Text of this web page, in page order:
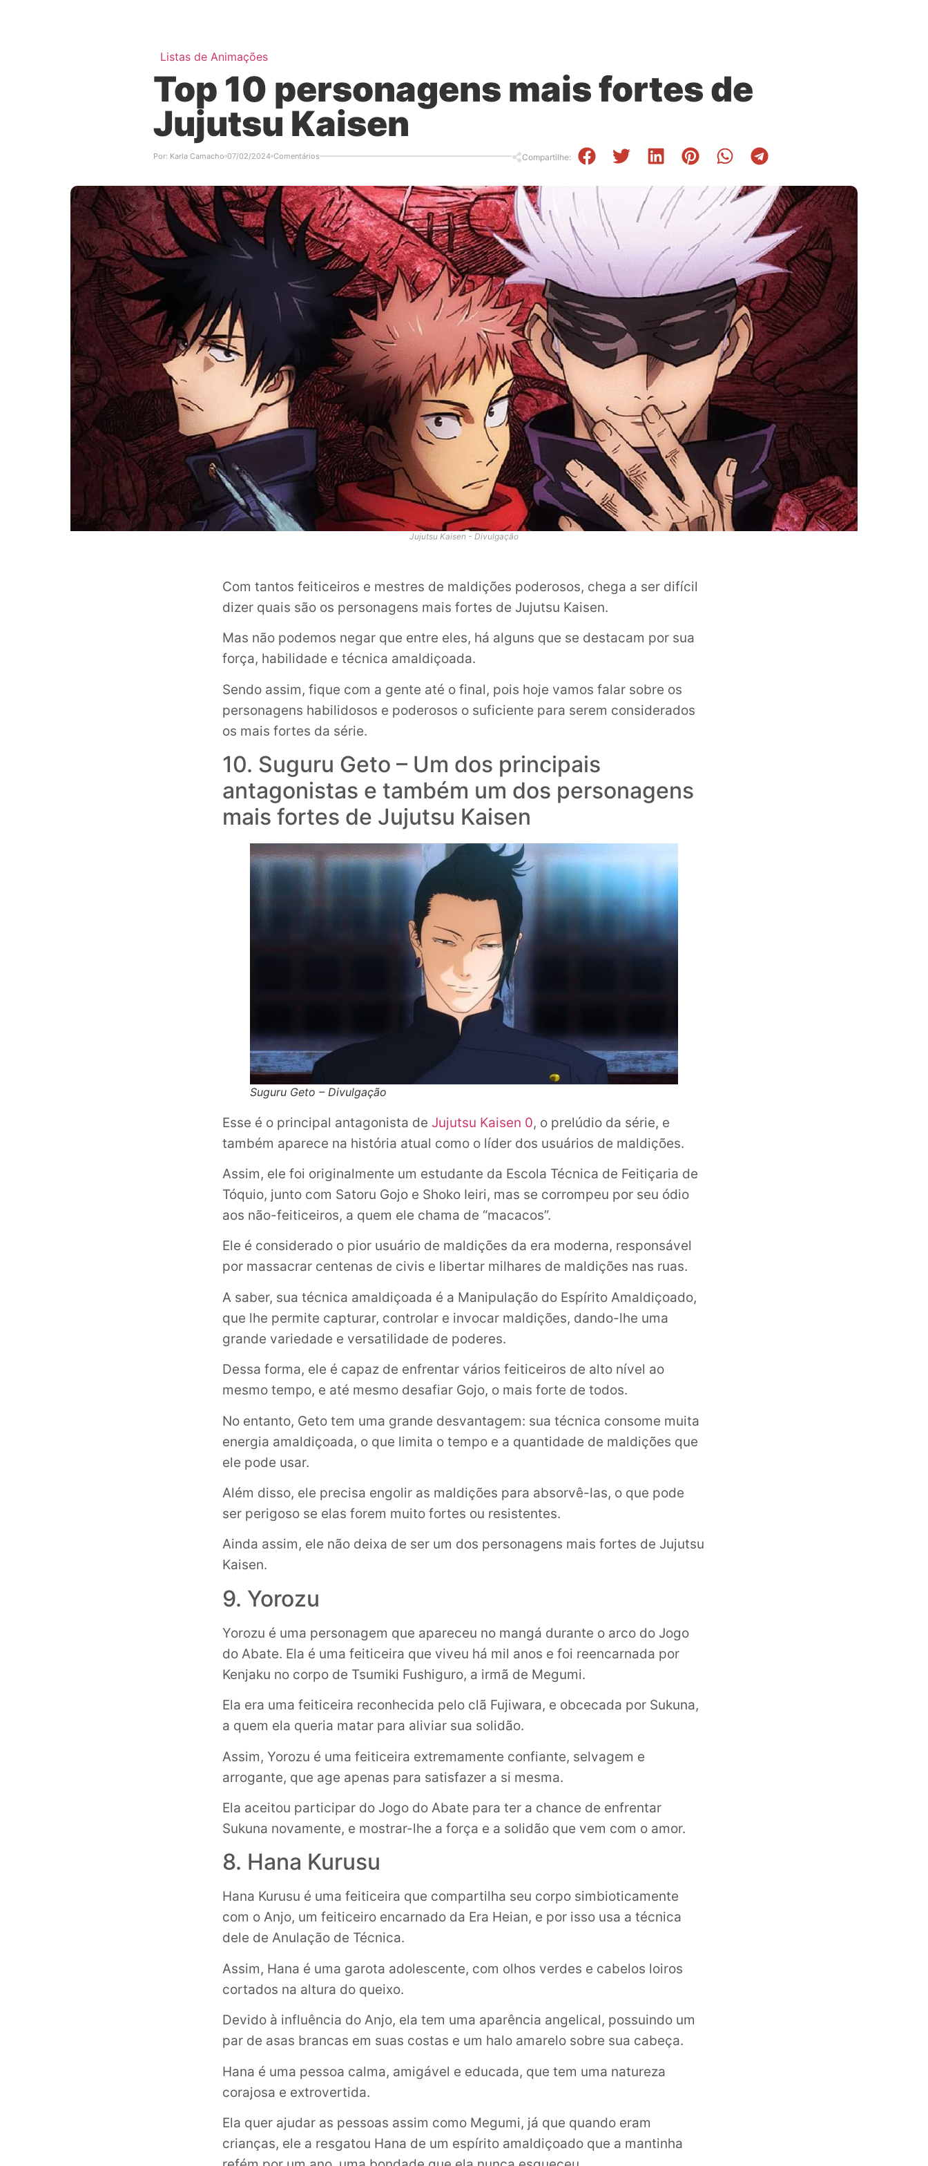
Listas de Animações
Top 10 personagens mais fortes de
Jujutsu Kaisen
Por: Karla Camacho 07/02/2024 Comentários Compartilhe:
Jujutsu Kaisen - Divulgação
Com tantos feiticeiros e mestres de maldições poderosos, chega a ser difícil
dizer quais são os personagens mais fortes de Jujutsu Kaisen.
Mas não podemos negar que entre eles, há alguns que se destacam por sua
força, habilidade e técnica amaldiçoada.
Sendo assim, fique com a gente até o final, pois hoje vamos falar sobre os
personagens habilidosos e poderosos o suficiente para serem considerados
os mais fortes da série.
10. Suguru Geto – Um dos principais
antagonistas e também um dos personagens
mais fortes de Jujutsu Kaisen
Suguru Geto – Divulgação
Esse é o principal antagonista de Jujutsu Kaisen 0, o prelúdio da série, e
também aparece na história atual como o líder dos usuários de maldições.
Assim, ele foi originalmente um estudante da Escola Técnica de Feitiçaria de
Tóquio, junto com Satoru Gojo e Shoko Ieiri, mas se corrompeu por seu ódio
aos não-feiticeiros, a quem ele chama de “macacos”.
Ele é considerado o pior usuário de maldições da era moderna, responsável
por massacrar centenas de civis e libertar milhares de maldições nas ruas.
A saber, sua técnica amaldiçoada é a Manipulação do Espírito Amaldiçoado,
que lhe permite capturar, controlar e invocar maldições, dando-lhe uma
grande variedade e versatilidade de poderes.
Dessa forma, ele é capaz de enfrentar vários feiticeiros de alto nível ao
mesmo tempo, e até mesmo desafiar Gojo, o mais forte de todos.
No entanto, Geto tem uma grande desvantagem: sua técnica consome muita
energia amaldiçoada, o que limita o tempo e a quantidade de maldições que
ele pode usar.
Além disso, ele precisa engolir as maldições para absorvê-las, o que pode
ser perigoso se elas forem muito fortes ou resistentes.
Ainda assim, ele não deixa de ser um dos personagens mais fortes de Jujutsu
Kaisen.
9. Yorozu
Yorozu é uma personagem que apareceu no mangá durante o arco do Jogo
do Abate. Ela é uma feiticeira que viveu há mil anos e foi reencarnada por
Kenjaku no corpo de Tsumiki Fushiguro, a irmã de Megumi.
Ela era uma feiticeira reconhecida pelo clã Fujiwara, e obcecada por Sukuna,
a quem ela queria matar para aliviar sua solidão.
Assim, Yorozu é uma feiticeira extremamente confiante, selvagem e
arrogante, que age apenas para satisfazer a si mesma.
Ela aceitou participar do Jogo do Abate para ter a chance de enfrentar
Sukuna novamente, e mostrar-lhe a força e a solidão que vem com o amor.
8. Hana Kurusu
Hana Kurusu é uma feiticeira que compartilha seu corpo simbioticamente
com o Anjo, um feiticeiro encarnado da Era Heian, e por isso usa a técnica
dele de Anulação de Técnica.
Assim, Hana é uma garota adolescente, com olhos verdes e cabelos loiros
cortados na altura do queixo.
Devido à influência do Anjo, ela tem uma aparência angelical, possuindo um
par de asas brancas em suas costas e um halo amarelo sobre sua cabeça.
Hana é uma pessoa calma, amigável e educada, que tem uma natureza
corajosa e extrovertida.
Ela quer ajudar as pessoas assim como Megumi, já que quando eram
crianças, ele a resgatou Hana de um espírito amaldiçoado que a mantinha